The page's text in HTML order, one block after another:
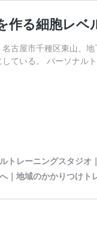
作る細胞レ
名古屋市千種区東山、
している。 パーソナ
トレーニングスタジ
｜地域のかかりつけト